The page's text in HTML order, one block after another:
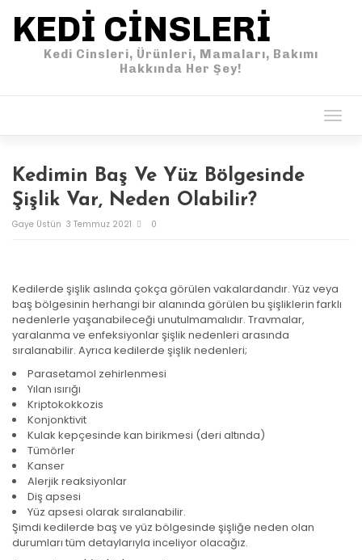
KEDI CINSLERI
Kedi Cinsleri, Ürünleri, Mamaları, Bakımı
Hakkında Her Şey!
Kedimin Baş Ve Yüz Bölgesinde
Şişlik Var, Neden Olabilir?
Gaye Üstün 3 Temmuz 2021 0
Kedilerde şişlik aslında çokça görülen vakalardandır. Yüz veya
baş bölgesinin herhangi bir alanında görülen bu şişliklerin farklı
nedenlerle yaşanabileceği unutulmamalıdır. Travmalar,
yaralanma ve enfeksiyonlar şişlik nedenleri arasında
sıralanabilir. Ayrıca kedilerde şişlik nedenleri;
Parasetamol zehirlenmesi
Yılan ısırığı
Kriptokokkozis
Konjonktivit
Kulak kepçesinde kan birikmesi (deri altında)
Tümörler
Kanser
Alerjik reaksiyonlar
Diş apsesi
Yüz apsesi olarak sıralanabilir.
Şimdi kedilerde baş ve yüz bölgesinde şişliğe neden olan
durumları tüm detaylarıyla inceliyor olacağız.